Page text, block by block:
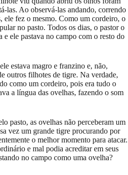
las. Ao observá-las andando, correndo
ele fez o mesmo. Como um cordeiro, o
no pasto. Todos os dias, o pastor o
ele pastava no campo com o resto do
estava magro e franzino e, não,
outros filhotes de tigre. Na verdade,
como um cordeiro, pois era tudo o
a língua das ovelhas, fazendo o som
pasto, as ovelhas não perceberam um
vez um grande tigre procurando por
o melhor momento para atacar.
e mal podia acreditar em seus
no campo como uma ovelha?